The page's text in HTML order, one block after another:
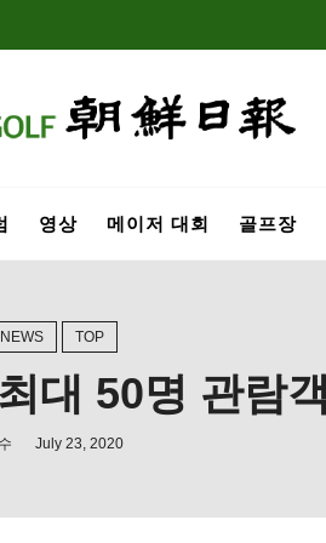
영상 메이저 대회 골프장
NEWS TOP
대 50명 관람
July 23, 2020